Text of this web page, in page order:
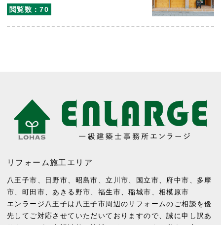
閲覧数：70
リフォーム施工エリア
八王子市 日野市 昭島市 立川市 国立市 府中市
多摩
市
町田市 あきる野市 福生市 、稲城市 、相模原市
エンラージ八王子は八王子市周辺のリフォームのご相談を優
先してご対応させていただいておりますので、誠に申し訳あ